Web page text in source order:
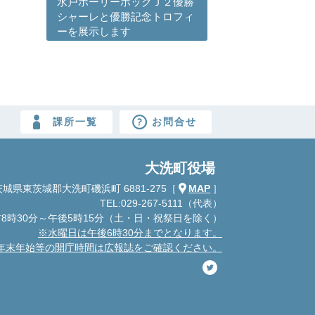
シャーレと優勝記念トロフィ
ーを展示します
課所一覧 お問合せ
大洗町役場
県東茨城郡大洗町磯浜町 6881-275 ［ MAP ］
TEL:029-267-5111（代表）
時30分～午後5時15分 （土・日・祝祭日を除く）
※水曜日は午後6時30分までとなります。
年始等の開庁時間は広報誌をご確認ください。